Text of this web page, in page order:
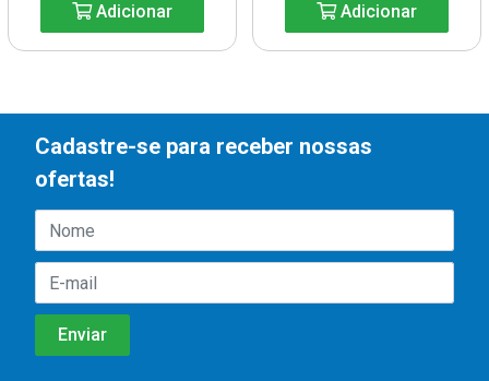
Adicionar Adicionar
Cadastre-se para receber nossas
ofertas!